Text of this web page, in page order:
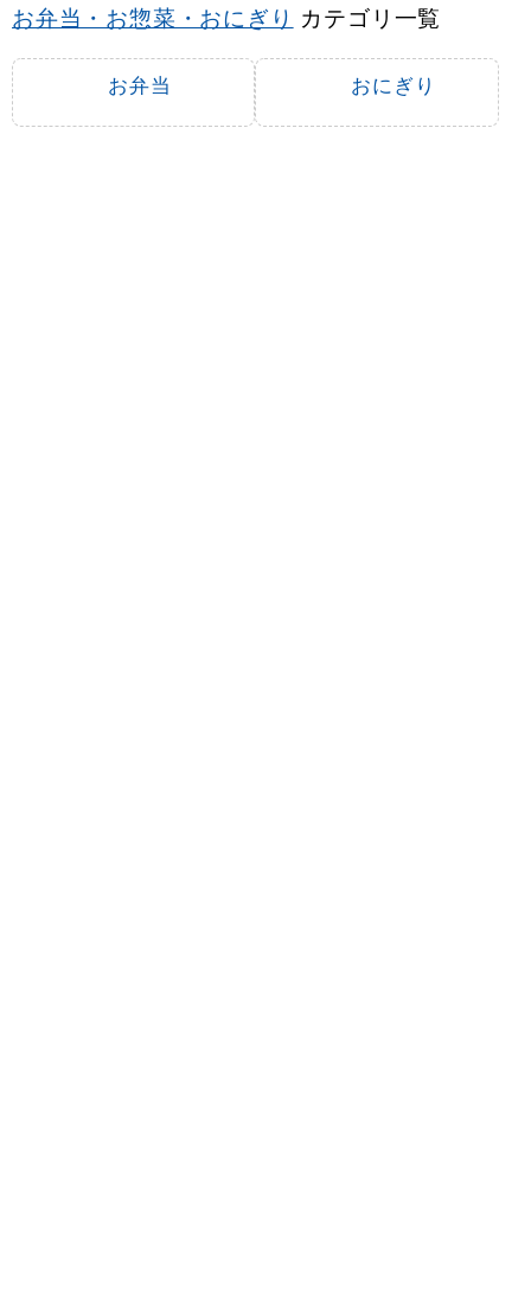
お弁当・お惣菜・おにぎり カテゴリ一覧
お弁当 おにぎり